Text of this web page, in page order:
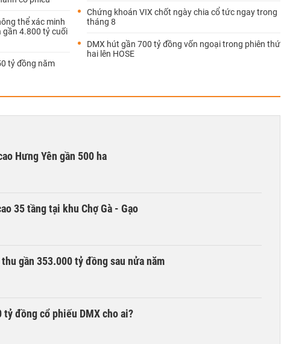
thể xác minh
gần 4.800 tỷ cuối
tỷ đồng năm
Chứng khoán VIX chốt ngày chia cổ tức ngay trong
tháng 8
DMX hút gần 700 tỷ đồng vốn ngoại trong phiên thứ
hai lên HOSE
Hưng Yên gần 500 ha
35 tầng tại khu Chợ Gà - Gạo
gần 353.000 tỷ đồng sau nửa năm
tỷ đồng cổ phiếu DMX cho ai?